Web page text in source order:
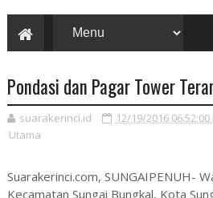
Pondasi dan Pagar Tower
suarakerinci.id 12/19/2016 06:52:00
Utama
Suarakerinci.com, SUNGAIPENUH-
Kecamatan Sungai Bungkal, Kota